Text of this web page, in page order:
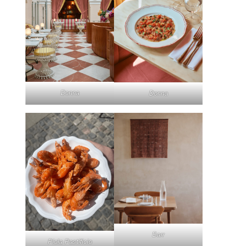
Donna Donna
Piola Pastificio
Barr